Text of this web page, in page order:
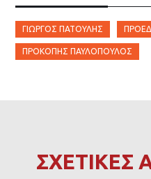
ΓΙΏΡΓΟΣ ΠΑΤΟΥΛΗΣ
ΠΡΟΚΌΠΗΣ ΠΑΥΛΌΠΟΥΛΟΣ
ΣΧΕΤΙΚΕΣ